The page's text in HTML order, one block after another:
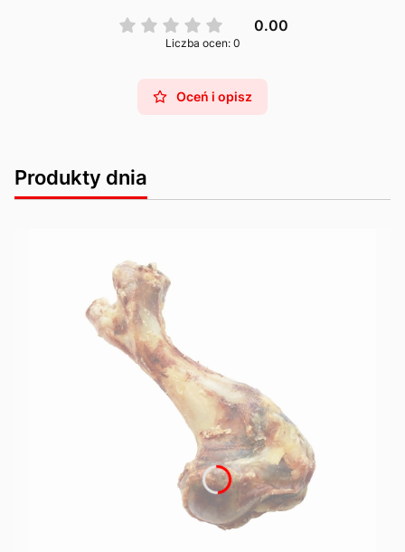
0.00
Liczba ocen: 0
Oceń i opisz
Produkty dnia